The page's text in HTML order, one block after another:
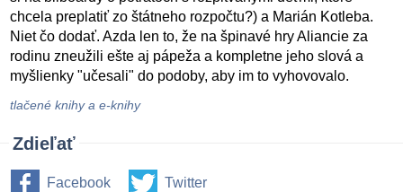
chcela preplatiť zo štátneho rozpočtu?) a Marián Kotleba.
Niet čo dodať. Azda len to, že na špinavé hry Aliancie za
rodinu zneužili ešte aj pápeža a kompletne jeho slová a
myšlienky "učesali" do podoby, aby im to vyhovovalo.
tlačené knihy a e-knihy
Zdieľať
Facebook Twitter